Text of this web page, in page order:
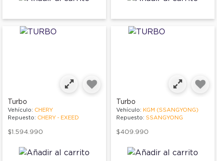
Turbo
Vehículo: CHERY
Repuesto: CHERY - EXEED
$1.594.990
Turbo
Vehículo: KGM (SSANGYONG)
Repuesto: SSANGYONG
$409.990